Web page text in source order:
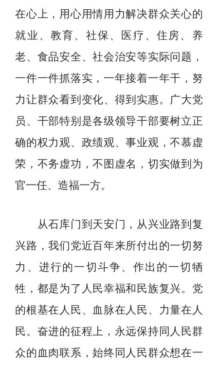
在心上，用心用情用力解决群众关心的
就业、教育、社保、医疗、住房、养
老、食品安全、社会治安等实际问题，
一件一件抓落实，一年接着一年干，努
力让群众看到变化、得到实惠。广大党
员、干部特别是各级领导干部要树立正
确的权力观、政绩观、事业观，不慕虚
荣，不务虚功，不图虚名，切实做到为
官一任、造福一方。
从石库门到天安门，从兴业路到复
兴路，我们党近百年来所付出的一切努
力、进行的一切斗争、作出的一切牺
牲，都是为了人民幸福和民族复兴。党
的根基在人民、血脉在人民、力量在人
民。奋进的征程上，永远保持同人民群
众的血肉联系，始终同人民群众想在一